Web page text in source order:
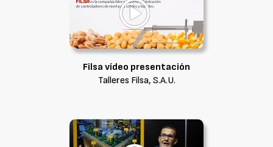
Filsa vídeo presentación
Talleres Filsa, S.A.U.